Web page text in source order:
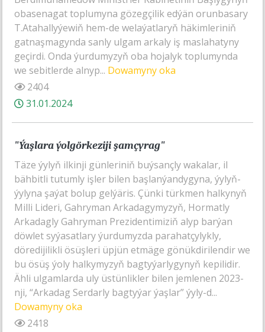
obasenagat toplumyna gözegçilik edýän orunbasary
T.Atahallyýewiň hem-de welaýatlaryň häkimleriniň
gatnaşmagynda sanly ulgam arkaly iş maslahatyny
geçirdi. Onda ýurdumyzyň oba hojalyk toplumynda
we sebitlerde alnyp... Dowamyny oka
2404
31.01.2024
"Ýaşlara ýolgörkeziji şamçyrag"
Täze ýylyň ilkinji günleriniň buýsançly wakalar, il
bähbitli tutumly işler bilen başlanýandygyna, ýylyň-
ýylyna şaýat bolup gelýäris. Çünki türkmen halkynyň
Milli Lideri, Gahryman Arkadagymyzyň, Hormatly
Arkadagly Gahryman Prezidentimiziň alyp barýan
döwlet syýasatlary ýurdumyzda parahatçylykly,
döredijilikli ösüşleri üpjün etmäge gönükdirilendir we
bu ösüş ýoly halkymyzyň bagtyýarlygynyň kepilidir.
Ähli ulgamlarda uly üstünlikler bilen jemlenen 2023-
nji, “Arkadag Serdarly bagtyýar ýaşlar” ýyly-d...
Dowamyny oka
2418